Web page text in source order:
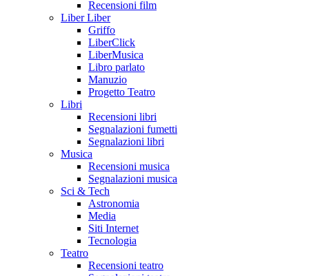
Recensioni film
Liber Liber
Griffo
LiberClick
LiberMusica
Libro parlato
Manuzio
Progetto Teatro
Libri
Recensioni libri
Segnalazioni fumetti
Segnalazioni libri
Musica
Recensioni musica
Segnalazioni musica
Sci & Tech
Astronomia
Media
Siti Internet
Tecnologia
Teatro
Recensioni teatro